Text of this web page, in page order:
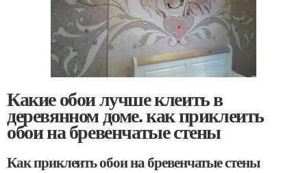
Какие обои лучше клеить в
деревянном доме. как приклеить
обои на бревенчатые стены
Как приклеить обои на бревенчатые стены